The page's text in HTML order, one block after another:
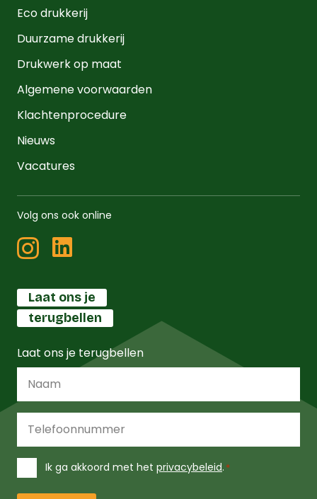
Eco drukkerij
Duurzame drukkerij
Drukwerk op maat
Algemene voorwaarden
Klachtenprocedure
Nieuws
Vacatures
Volg ons ook online
Laat ons je
terugbellen
Laat ons je terugbellen
Telefoonnummer
Instemming
Ik ga akkoord met het privacybeleid. *